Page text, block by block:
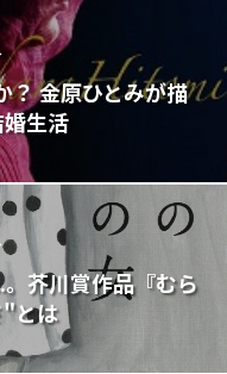
？ 金原ひとみが描
生活
芥川賞作品『むら
"とは